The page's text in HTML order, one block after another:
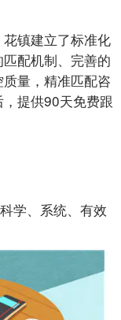
镇建立了标准化
配机制、完善的
量，精准匹配咨
提供90天免费跟
学、系统、有效